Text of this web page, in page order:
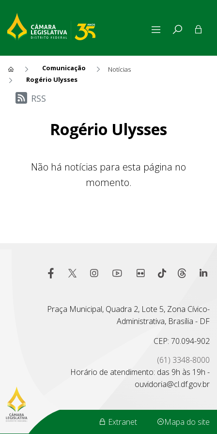
Comunicação
Notícias
Rogério Ulysses
Últimas Notícias
RSS
Rogério Ulysses
Não há notícias para esta página no
momento.
Praça Municipal, Quadra 2, Lote 5, Zona Cívico-
Administrativa, Brasília - DF
CEP: 70.094-902
(61) 3348-8000
Horário de atendimento: das 9h às 19h -
ouvidoria@cl.df.gov.br
Extranet Mapa do site